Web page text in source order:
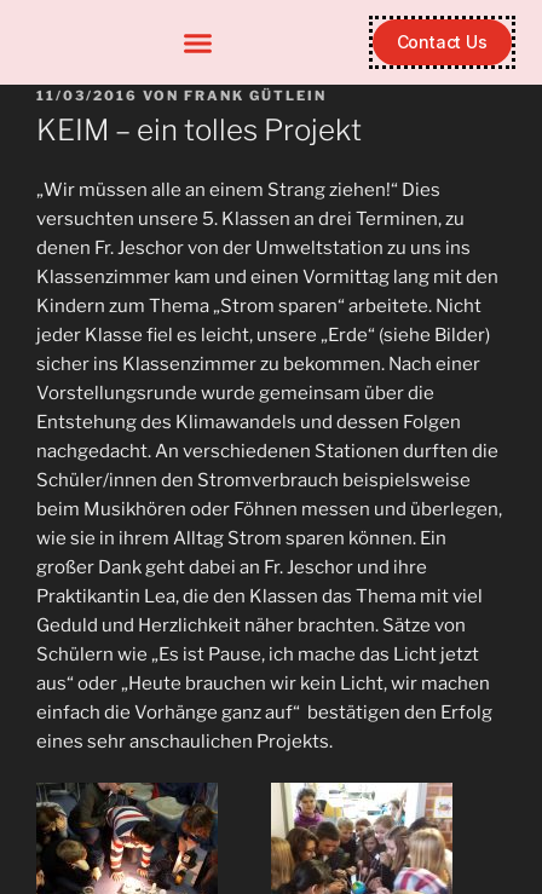
Contact Us
11/03/2016 VON FRANK GÜTLEIN
KEIM – ein tolles Projekt
„Wir müssen alle an einem Strang ziehen!“ Dies
versuchten unsere 5. Klassen an drei Terminen, zu
denen Fr. Jeschor von der Umweltstation zu uns ins
Klassenzimmer kam und einen Vormittag lang mit den
Kindern zum Thema „Strom sparen“ arbeitete. Nicht
jeder Klasse fiel es leicht, unsere „Erde“ (siehe Bilder)
sicher ins Klassenzimmer zu bekommen. Nach einer
Vorstellungsrunde wurde gemeinsam über die
Entstehung des Klimawandels und dessen Folgen
nachgedacht. An verschiedenen Stationen durften die
Schüler/innen den Stromverbrauch beispielsweise
beim Musikhören oder Föhnen messen und überlegen,
wie sie in ihrem Alltag Strom sparen können. Ein
großer Dank geht dabei an Fr. Jeschor und ihre
Praktikantin Lea, die den Klassen das Thema mit viel
Geduld und Herzlichkeit näher brachten. Sätze von
Schülern wie „Es ist Pause, ich mache das Licht jetzt
aus“ oder „Heute brauchen wir kein Licht, wir machen
einfach die Vorhänge ganz auf“ bestätigen den Erfolg
eines sehr anschaulichen Projekts.